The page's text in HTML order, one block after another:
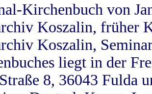
Kirchenbuch von
Koszalin, früher
Koszalin,
liegt in der
8, 36043 Fulda